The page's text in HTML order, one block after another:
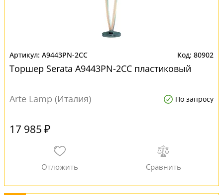
A9443PN-2CC 80902
Торшер Serata A9443PN-2CC пластиковый
Arte Lamp (Италия) По запросу
17 985 ₽